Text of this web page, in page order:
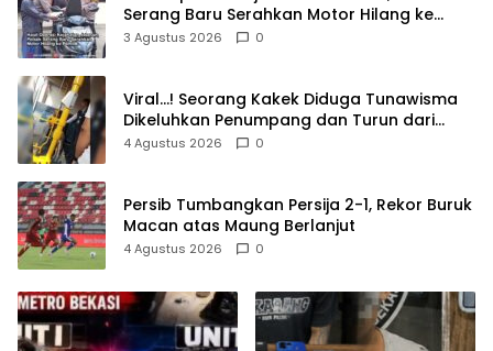
Serang Baru Serahkan Motor Hilang ke
Pemilik
3 Agustus 2026 0
Viral…! Seorang Kakek Diduga Tunawisma
Dikeluhkan Penumpang dan Turun dari
TransJakarta Karena Bau Badan
4 Agustus 2026 0
Persib Tumbangkan Persija 2-1, Rekor Buruk
Macan atas Maung Berlanjut
4 Agustus 2026 0